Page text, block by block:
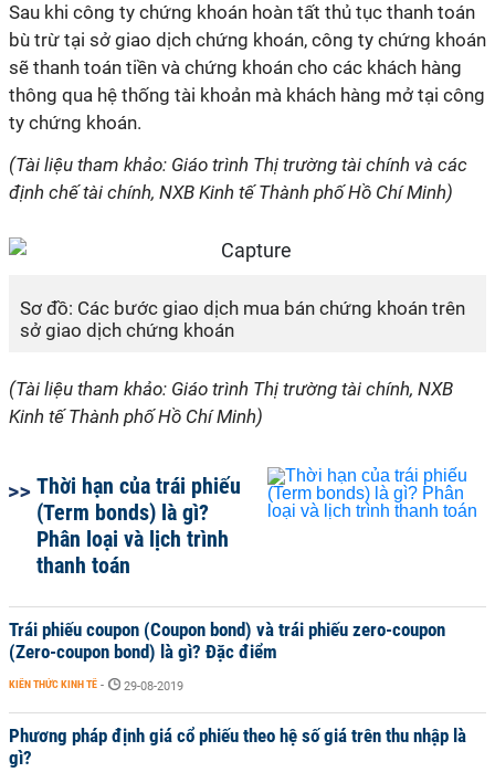
Sau khi công ty chứng khoán hoàn tất thủ tục thanh toán
bù trừ tại sở giao dịch chứng khoán, công ty chứng khoán
sẽ thanh toán tiền và chứng khoán cho các khách hàng
thông qua hệ thống tài khoản mà khách hàng mở tại công
ty chứng khoán.
(Tài liệu tham khảo: Giáo trình Thị trường tài chính và các
định chế tài chính, NXB Kinh tế Thành phố Hồ Chí Minh)
Sơ đồ: Các bước giao dịch mua bán chứng khoán trên
sở giao dịch chứng khoán
(Tài liệu tham khảo: Giáo trình Thị trường tài chính, NXB
Kinh tế Thành phố Hồ Chí Minh)
Thời hạn của trái phiếu
(Term bonds) là gì?
Phân loại và lịch trình
thanh toán
Trái phiếu coupon (Coupon bond) và trái phiếu zero-coupon
(Zero-coupon bond) là gì? Đặc điểm
KIẾN THỨC KINH TẾ - 29-08-2019
Phương pháp định giá cổ phiếu theo hệ số giá trên thu nhập là
gì?